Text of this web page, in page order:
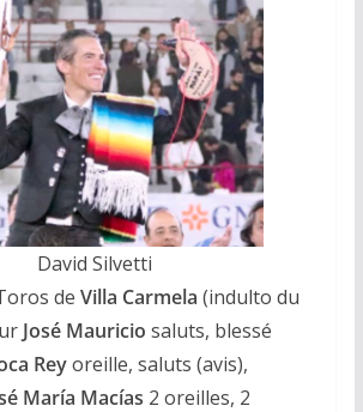
David Silvetti
de Villa Carmela (indulto du
José Mauricio saluts, blessé
Reyoreille, saluts (avis),
María Macías 2 oreilles, 2